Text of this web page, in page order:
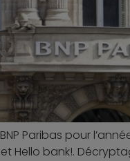
Paribas pour
Hello bank!.